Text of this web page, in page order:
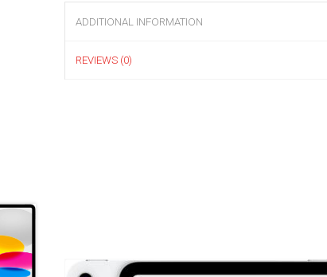
ADDITIONAL INFORMATION
REVIEWS (0)